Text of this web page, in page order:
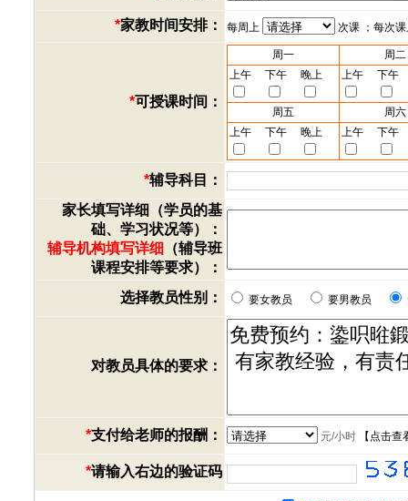
*家教时间安排： 每周上 次课 ；每次
*可授课时间：
周一
周二
上午
下午 晚上 上午 下午
周五
周六
上午
下午 晚上 上午 下午
*辅导科目：
家长填写详细（学员的基
础、学习状况等）：
辅导机构填写详细 （辅导班
课程安排等要求）：
选择教员性别：
要女教员 要男教员
对教员具体的要求：
*支付给老师的报酬： 元/小时【 点击查
*请输入右边的验证码